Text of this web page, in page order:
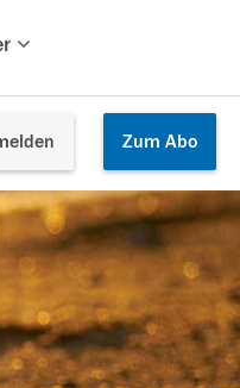
Zum Abo